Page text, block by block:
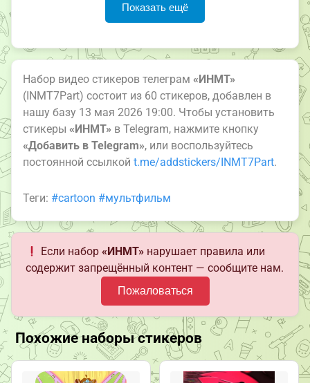
Показать ещё
Набор видео стикеров телеграм «ИНМТ»
(INMT7Part) состоит из 60 стикеров, добавлен в
нашу базу 13 мая 2026 19:00. Чтобы установить
стикеры «ИНМТ» в Telegram, нажмите кнопку
«Добавить в Telegram», или воспользуйтесь
постоянной ссылкой t.me/addstickers/INMT7Part.
Теги: #cartoon #мультфильм
Если набор«ИНМТ» нарушает правила или
содержит запрещённый контент — сообщите нам.
Пожаловаться
Похожие наборы стикеров